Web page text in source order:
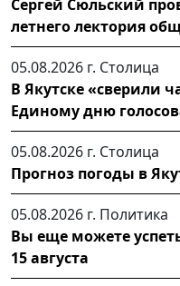
Сергей Сюльский
летнего лектория
05.08.2026 г. Столица
В Якутске «сверили
Единому дню
05.08.2026 г. Столица
Прогноз погоды в
05.08.2026 г. Политика
Вы еще можете
15 августа